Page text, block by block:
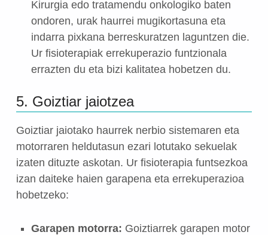
Kirurgia edo tratamendu onkologiko baten
ondoren, urak haurrei mugikortasuna eta
indarra pixkana berreskuratzen laguntzen die.
Ur fisioterapiak errekuperazio funtzionala
errazten du eta bizi kalitatea hobetzen du.
5. Goiztiar jaiotzea
Goiztiar jaiotako haurrek nerbio sistemaren eta
motorraren heldutasun ezari lotutako sekuelak
izaten dituzte askotan. Ur fisioterapia funtsezkoa
izan daiteke haien garapena eta errekuperazioa
hobetzeko:
Garapen motorra: Goiztiarrek garapen motor